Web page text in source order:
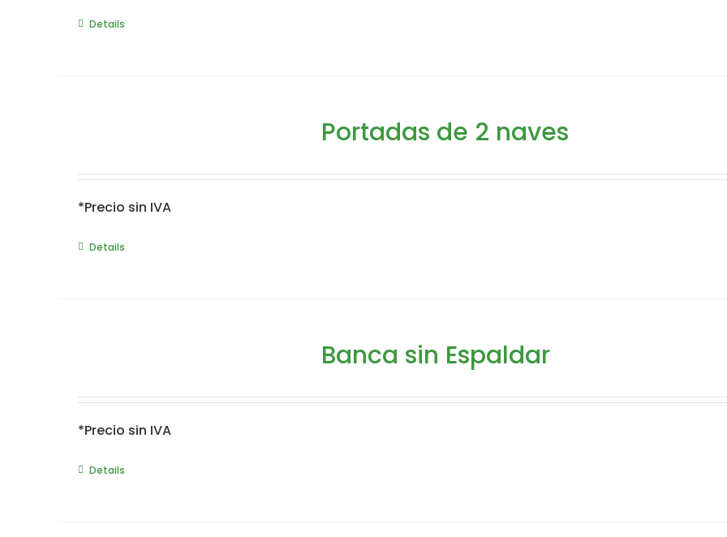
Details
Portadas de 2 naves
*Precio sin IVA
Details
Banca sin Espaldar
*Precio sin IVA
Details